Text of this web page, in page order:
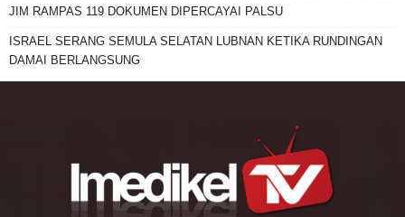
JIM RAMPAS 119 DOKUMEN DIPERCAYAI PALSU
ISRAEL SERANG SEMULA SELATAN LUBNAN KETIKA RUNDINGAN
DAMAI BERLANGSUNG